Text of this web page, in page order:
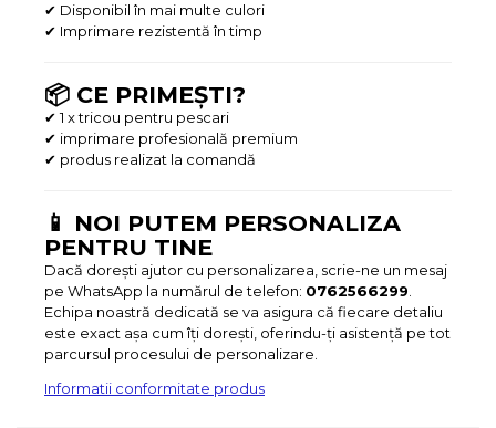
✔ Disponibil în mai multe culori
✔ Imprimare rezistentă în timp
📦 CE PRIMEȘTI?
✔ 1 x tricou pentru pescari
✔ imprimare profesională premium
✔ produs realizat la comandă
📱 NOI PUTEM PERSONALIZA
PENTRU TINE
Dacă dorești ajutor cu personalizarea, scrie-ne un mesaj
pe WhatsApp la numărul de telefon: 0762566299
Echipa noastră dedicată se va asigura că fiecare detaliu
este exact așa cum îți dorești, oferindu-ți asistență pe tot
parcursul procesului de personalizare.
Informatii conformitate produs